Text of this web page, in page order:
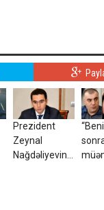
Prezident
Zeynal
Nağdəliyevin